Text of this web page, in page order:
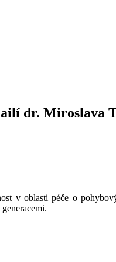
dr. Miroslava
v oblasti péče o